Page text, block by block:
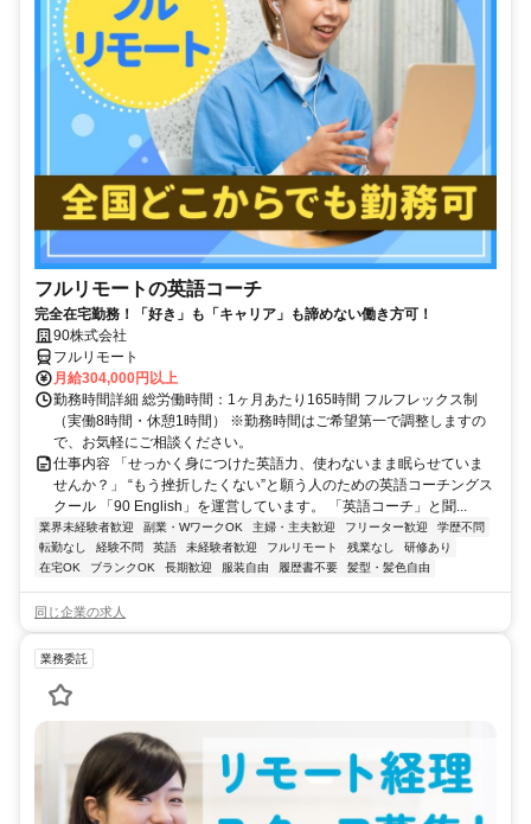
フルリモートの英語コーチ
完全在宅勤務！「好き」も「キャリア」も諦めない働き方可！
90株式会社
フルリモート
月給304,000円以上
勤務時間詳細 総労働時間：1ヶ月あたり165時間 フルフレックス制
（実働8時間・休憩1時間） ※勤務時間はご希望第一で調整しますの
で、お気軽にご相談ください。
仕事内容 「せっかく身につけた英語力、使わないまま眠らせていま
せんか？」 “もう挫折したくない”と願う人のための英語コーチングス
クール 「90 English」を運営しています。 「英語コーチ」と聞...
業界未経験者歓迎 副業・WワークOK 主婦・主夫歓迎 フリーター歓迎
学歴不問
転勤なし
経験不問 英語 未経験者歓迎 フルリモート 残業なし
研修あり
在宅OK
ブランクOK 長期歓迎 服装自由 履歴書不要 髪型・髪色自由
同じ企業の求人
業務委託